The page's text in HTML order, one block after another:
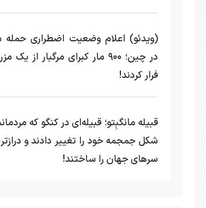
(ویدئو) اعلام وضعیت اضطراری حمله
در چین؛ ۹۰۰ مار کبرای مرگبار از یک
فرار کردند!
قبیله مانگبِتو؛ قبیله‌ای در کنگو که
شکل جمجمه خود را تغییر دادند و
سرهای جهان را ساختند!